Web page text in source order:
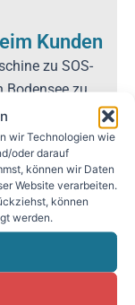
wir Technologien wie
oder darauf
können wir Daten
Website verarbeiten.
können
werden.
Kunden
zu SOS-
Bodensee zu
Elektronik zur
und ein
und das
das NUM